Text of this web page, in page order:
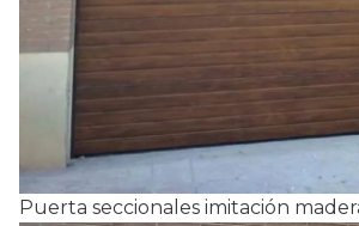
Puerta seccionales imitación